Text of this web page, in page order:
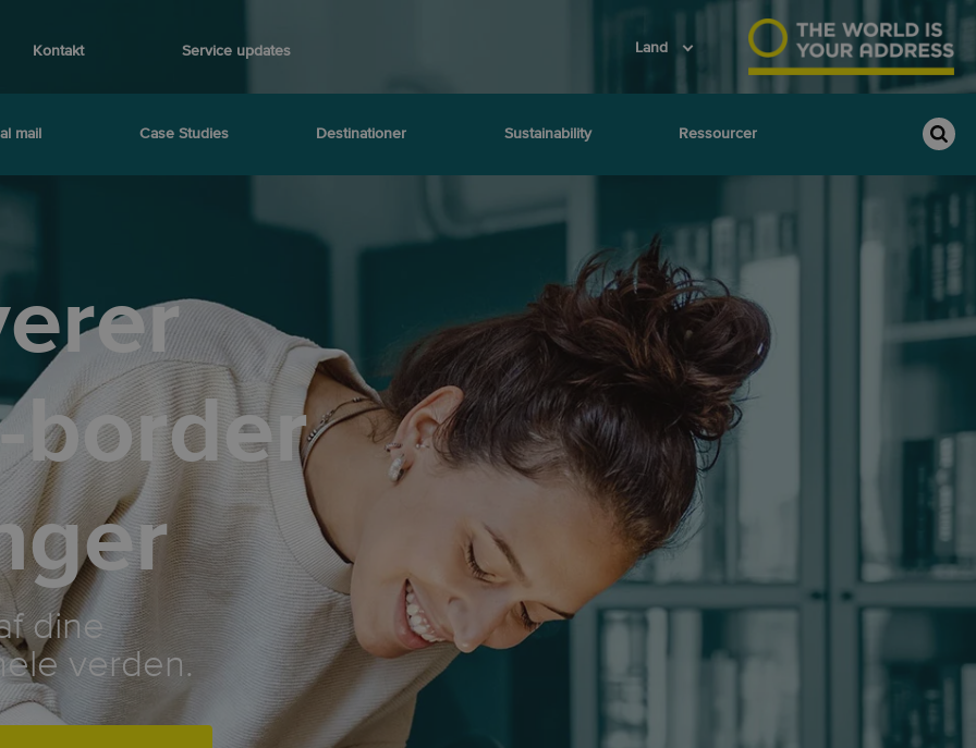
Kontakt Service updates Land
mail Case Studies Destinationer Sustainability Ressourcer
border
dine
verden.